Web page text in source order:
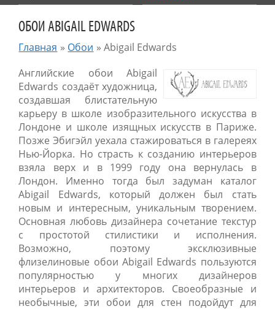
ОБОИ ABIGAIL EDWARDS
Главная » Обои »Abigail Edwards
Английские обои Abigail
Edwards создаёт художница,
создавшая блистательную
карьеру в школе изобразительного искусства в
Лондоне и школе изящных искусств в Париже.
Позже Эбигэйл уехала стажироваться в галереях
Нью-Йорка. Но страсть к созданию интерьеров
взяла верх и в 1999 году она вернулась в
Лондон. Именно тогда был задуман каталог
Abigail Edwards, который должен был стать
новым и интересным, уникальным творением.
Основная любовь дизайнера сочетание текстур
с простотой стилистики и исполнения.
Возможно, поэтому эксклюзивные
флизелиновые обои Abigail Edwards пользуются
популярностью у многих дизайнеров
интерьеров и архитекторов. Своеобразные и
необычные, эти обои для стен подойдут для